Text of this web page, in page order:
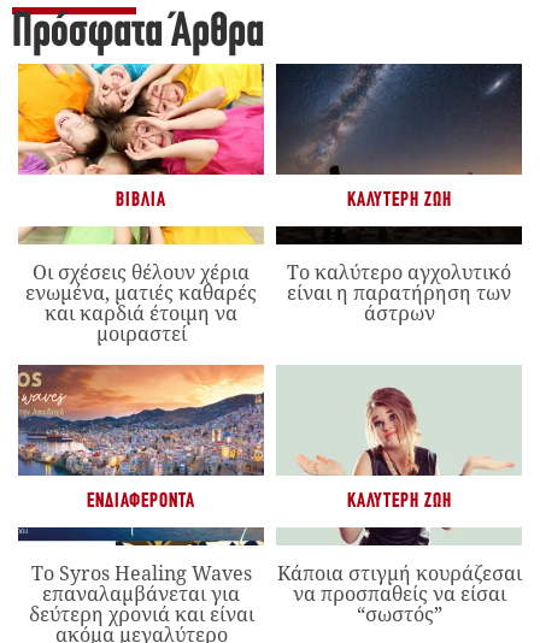
Πρόσφατα Άρθρα
ΒΙΒΛΊΑ
Οι σχέσεις θέλουν χέρια
ενωμένα, ματιές καθαρές
και καρδιά έτοιμη να
μοιραστεί
ΚΑΛΎΤΕΡΗ ΖΩΉ
Το καλύτερο αγχολυτικό
είναι η παρατήρηση των
άστρων
ΕΝΔΙΑΦΈΡΟΝΤΑ
Το Syros Healing Waves
επαναλαμβάνεται για
δεύτερη χρονιά και είναι
ακόμα μεγαλύτερο
ΚΑΛΎΤΕΡΗ ΖΩΉ
Κάποια στιγμή κουράζεσαι
να προσπαθείς να είσαι
“σωστός”